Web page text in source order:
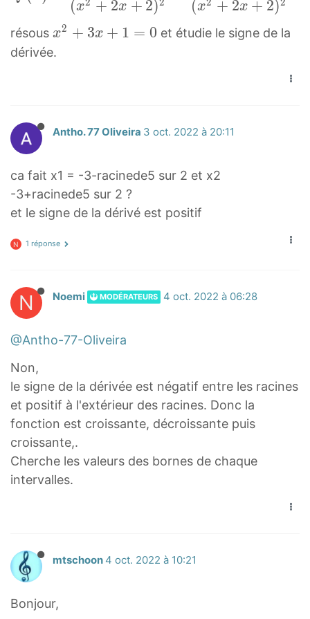
x
2
2
)
−
2
−
)
2
x
+
2
(
x
x
)
2
+
2
x
+
4
2
+
x
+
2
)
2
=
4
(
x
x
+
1
(x + 2x + 2) (x + 2x + 2)
résous x
2
1
0
x
^
+
+
=
x2 + 3x + 1 = 0 et étudie le signe de la
dérivée.
Antho. 77 Oliveira 3 oct. 2022 à 20:11
ca fait x1 = -3-racinede5 sur 2 et x2
-3+racinede5 sur 2 ?
et le signe de la dérivé est positif
N 1 réponse
N Noemi MODÉRATEURS 4 oct. 2022 à 06:28
@Antho-77-Oliveira
Non,
le signe de la dérivée est négatif entre les racines
et positif à l'extérieur des racines. Donc la
fonction est croissante, décroissante puis
croissante,.
Cherche les valeurs des bornes de chaque
intervalles.
mtschoon 4 oct. 2022 à 10:21
Bonjour,